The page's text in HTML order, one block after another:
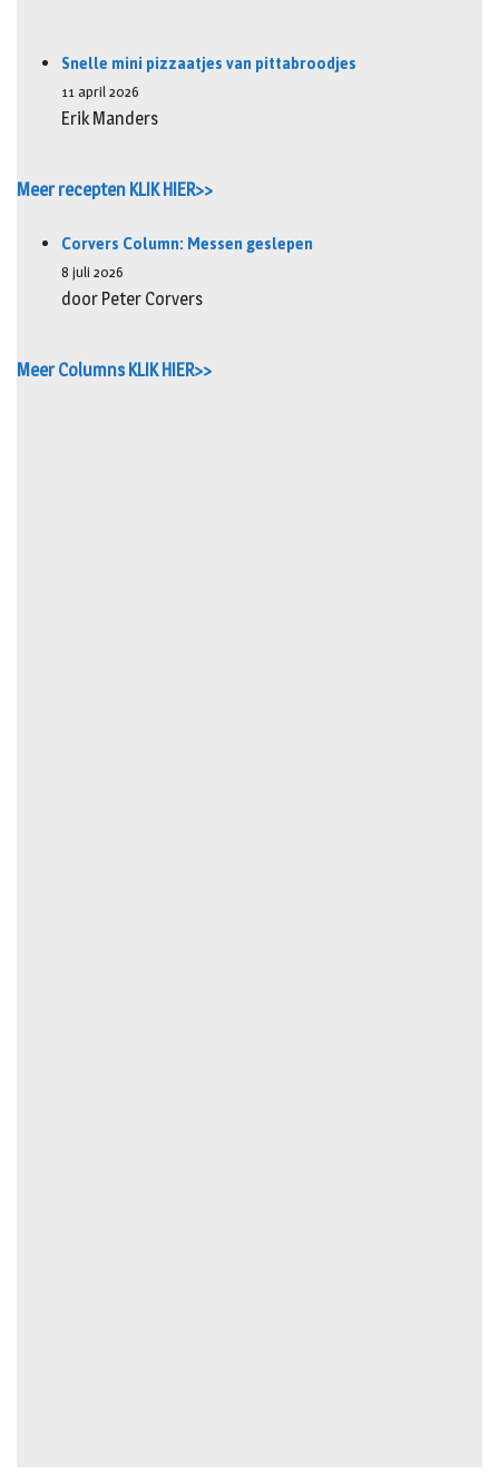
Snelle mini pizzaatjes van pittabroodjes
11 april 2026
Erik Manders
Meer recepten KLIK HIER>>
Corvers Column: Messen geslepen
8 juli 2026
door Peter Corvers
Meer Columns KLIK HIER>>